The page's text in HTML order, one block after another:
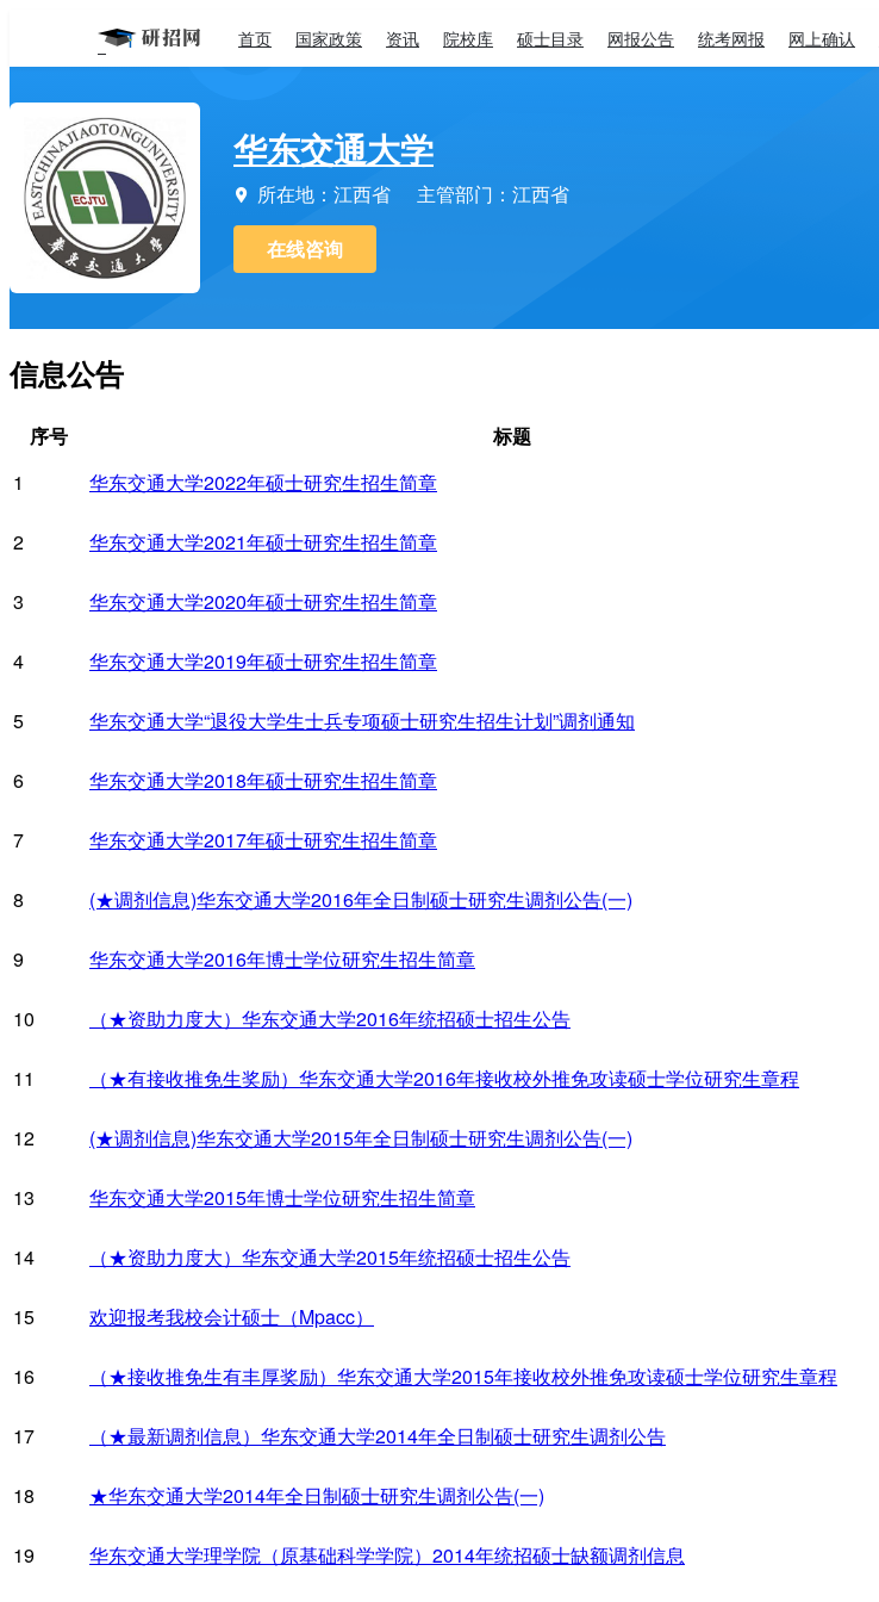
首页 国家政策 资讯 院校库 硕士目录 网报公告 统考网报 网上确认
华东交通大学
 所在地：江西省
主管部门：江西省
在线咨询
信息公告
序号 标题
1
华东交通大学2022年硕士研究生招生简章
2
华东交通大学2021年硕士研究生招生简章
3
华东交通大学2020年硕士研究生招生简章
4
华东交通大学2019年硕士研究生招生简章
5
华东交通大学“退役大学生士兵专项硕士研究生招生计划”调剂通知
6
华东交通大学2018年硕士研究生招生简章
7
华东交通大学2017年硕士研究生招生简章
8
(★调剂信息)华东交通大学2016年全日制硕士研究生调剂公告(一)
9
华东交通大学2016年博士学位研究生招生简章
10
（★资助力度大）华东交通大学2016年统招硕士招生公告
11
（★有接收推免生奖励）华东交通大学2016年接收校外推免攻读硕士学位研究生章程
12
(★调剂信息)华东交通大学2015年全日制硕士研究生调剂公告(一)
13
华东交通大学2015年博士学位研究生招生简章
14
（★资助力度大）华东交通大学2015年统招硕士招生公告
15
欢迎报考我校会计硕士（Mpacc）
16
（★接收推免生有丰厚奖励）华东交通大学2015年接收校外推免攻读硕士学位研究生章程
17
（★最新调剂信息）华东交通大学2014年全日制硕士研究生调剂公告
18
★华东交通大学2014年全日制硕士研究生调剂公告(一)
19
华东交通大学理学院（原基础科学学院）2014年统招硕士缺额调剂信息